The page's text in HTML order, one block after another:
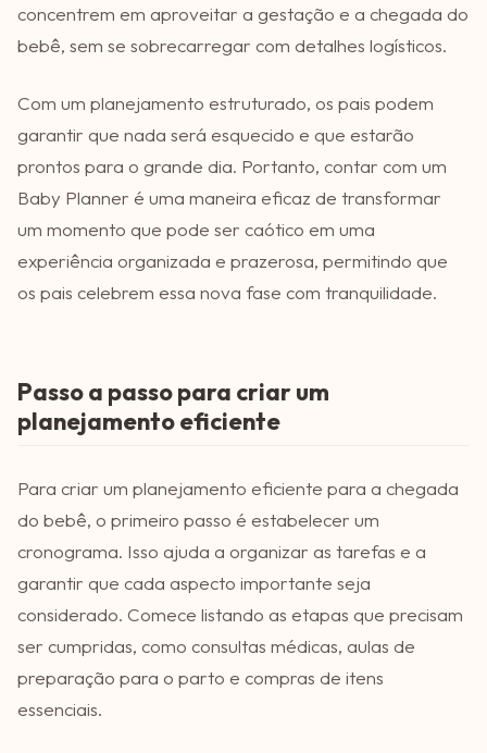
concentrem em aproveitar a gestação e a chegada do
bebê, sem se sobrecarregar com detalhes logísticos.
Com um planejamento estruturado, os pais podem
garantir que nada será esquecido e que estarão
prontos para o grande dia. Portanto, contar com um
Baby Planner é uma maneira eficaz de transformar
um momento que pode ser caótico em uma
experiência organizada e prazerosa, permitindo que
os pais celebrem essa nova fase com tranquilidade.
Passo a passo para criar um
planejamento eficiente
Para criar um planejamento eficiente para a chegada
do bebê, o primeiro passo é estabelecer um
cronograma. Isso ajuda a organizar as tarefas e a
garantir que cada aspecto importante seja
considerado. Comece listando as etapas que precisam
ser cumpridas, como consultas médicas, aulas de
preparação para o parto e compras de itens
essenciais.